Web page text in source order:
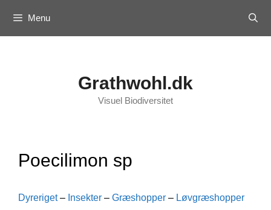
content
Menu
Grathwohl.dk
Visuel Biodiversitet
Poecilimon sp
Dyreriget– Insekter – Græshopper – Løvgræshopper